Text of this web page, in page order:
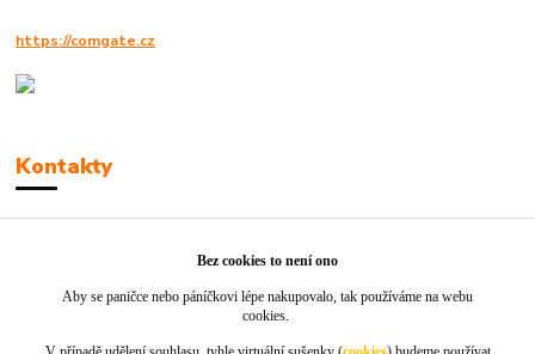
https://comgate.cz
Kontakty
info@jackie-shop.cz
Bez cookies to není ono
Aby se paničce nebo páníčkovi lépe nakupovalo, tak používáme na webu
cookies.